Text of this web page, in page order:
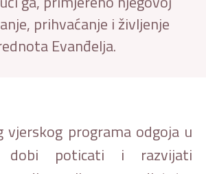
prihvaćanje i življenje
Evanđelja.
vjerskog programa odgoja u
dobi poticati i razvijati